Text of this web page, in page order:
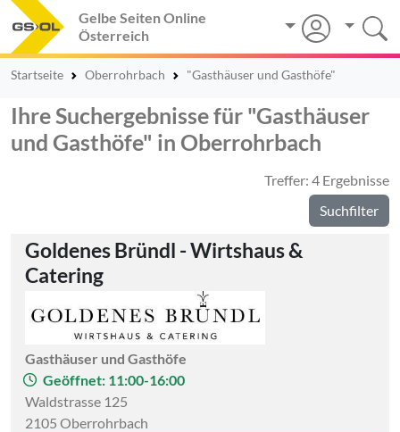
Gelbe Seiten Online
Österreich
Startseite Oberrohrbach "Gasthäuser und Gasthöfe"
Ihre Suchergebnisse für "Gasthäuser
und Gasthöfe" in Oberrohrbach
Treffer: 4 Ergebnisse
Suchfilter
Goldenes Bründl - Wirtshaus &
Catering
Gasthäuser und Gasthöfe
Geöffnet: 11:00-16:00
Waldstrasse 125
2105 Oberrohrbach